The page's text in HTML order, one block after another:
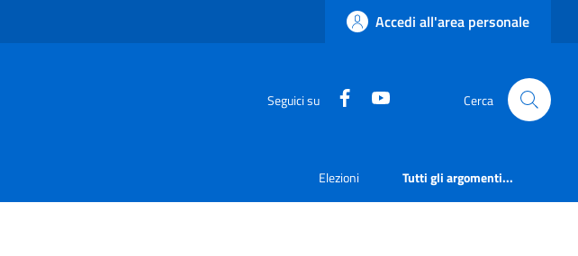
Accedi all'area personale
Seguici su Facebook Cerca
Elezioni Tutti gli argomenti...